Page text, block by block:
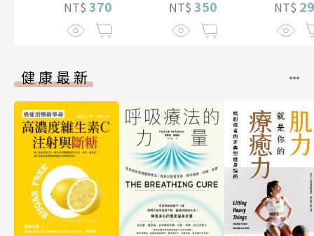
NT$ 370 NT$ 350 NT$
健康最新